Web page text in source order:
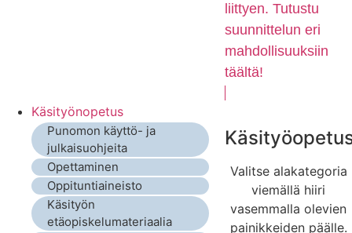
liittyen. Tutustu
suunnittelun eri
mahdollisuuksiin
täältä!
Käsityönopetus
Punomon käyttö- ja
julkaisuohjeita
Opettaminen
Oppituntiaineisto
Käsityön
etäopiskelumateriaalia
Valitse alakategoria
viemällä hiiri
vasemmalla olevien
painikkeiden päälle.